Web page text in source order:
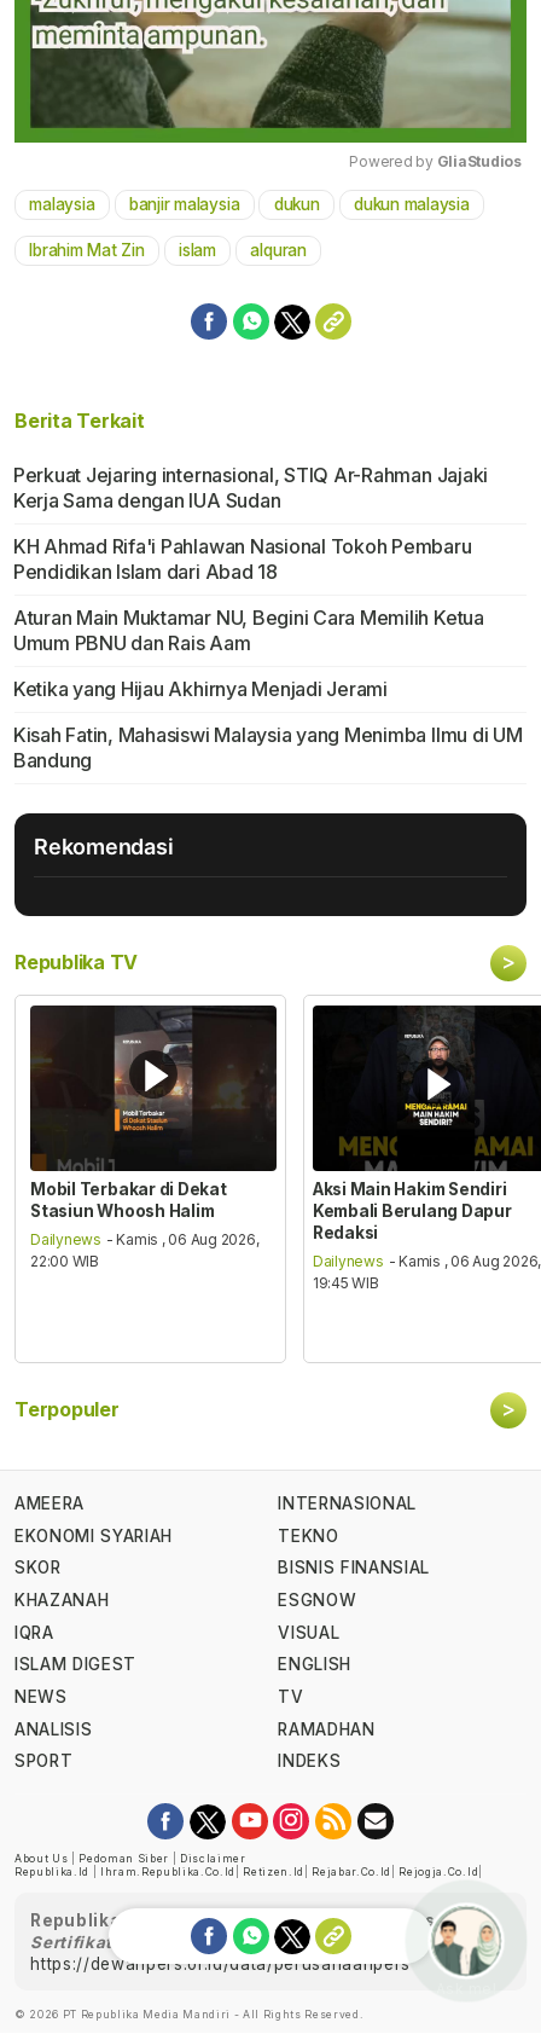
Mute
Powered by GliaStudios
malaysia banjir malaysia dukun dukun malaysia
Ibrahim Mat Zin islam alquran
Berita Terkait
Perkuat Jejaring internasional, STIQ Ar-Rahman Jajaki
Kerja Sama dengan IUA Sudan
KH Ahmad Rifa'i Pahlawan Nasional Tokoh Pembaru
Pendidikan Islam dari Abad 18
Aturan Main Muktamar NU, Begini Cara Memilih Ketua
Umum PBNU dan Rais Aam
Ketika yang Hijau Akhirnya Menjadi Jerami
Kisah Fatin, Mahasiswi Malaysia yang Menimba Ilmu di UM
Bandung
Rekomendasi
Republika TV >
Mobil Terbakar di Dekat
Stasiun Whoosh Halim
Dailynews - Kamis , 06 Aug 2026,
22:00 WIB
Aksi Main Hakim Sendiri
Kembali Berulang Dapur
Redaksi
Dailynews - Kamis , 06 Aug 2026,
19:45 WIB
Terpopuler >
AMEERA
EKONOMI SYARIAH
SKOR
KHAZANAH
IQRA
ISLAM DIGEST
NEWS
ANALISIS
SPORT
INTERNASIONAL
TEKNO
BISNIS FINANSIAL
ESGNOW
VISUAL
ENGLISH
TV
RAMADHAN
INDEKS
About Us Pedoman Siber
Disclaimer
Republika.id
Ihram.republika.co.id Retizen.id Rejabar.co.id Rejogja.co.id
Republika telah diverifikasi oleh Dewan Pers
Sertifikat Nomor 1058/DP-Verifikasi/K/XII/2022
https://dewanpers.or.id/data/perusahaanpers
© 2026 PT Republika Media Mandiri - All Rights Reserved.